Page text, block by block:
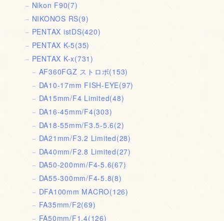
Nikon F90(7)
NIKONOS RS(9)
PENTAX istDS(420)
PENTAX K-5(35)
PENTAX K-x(731)
AF360FGZ ストロボ(153)
DA10-17mm FISH-EYE(97)
DA15mm/F4 Limited(48)
DA16-45mm/F4(303)
DA18-55mm/F3.5-5.6(2)
DA21mm/F3.2 Limited(28)
DA40mm/F2.8 Limited(27)
DA50-200mm/F4-5.6(67)
DA55-300mm/F4-5.8(8)
DFA100mm MACRO(126)
FA35mm/F2(69)
FA50mm/F1.4(126)